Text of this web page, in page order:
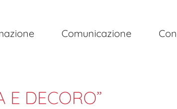
Comunicazione
E DECORO”